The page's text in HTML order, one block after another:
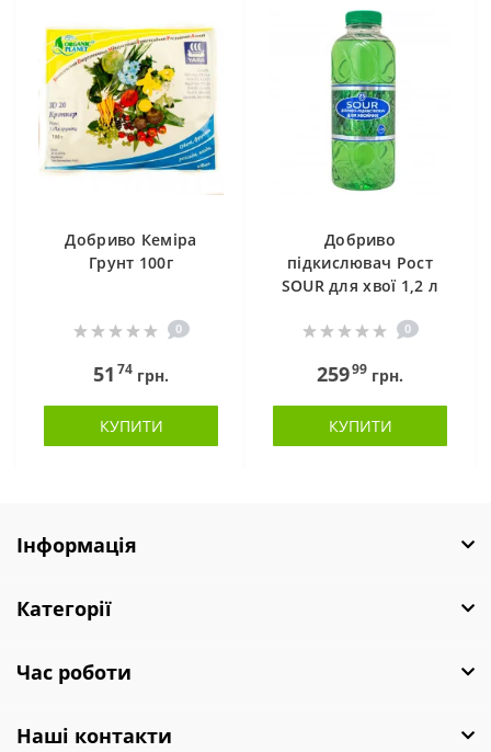
Добриво Кеміра
Грунт 100г
0
51 74 грн.
КУПИТИ
Добриво
підкислювач Рост
SOUR для хвої 1,2 л
0
25999 грн.
КУПИТИ
Інформація
Категорії
Час роботи
Наші контакти